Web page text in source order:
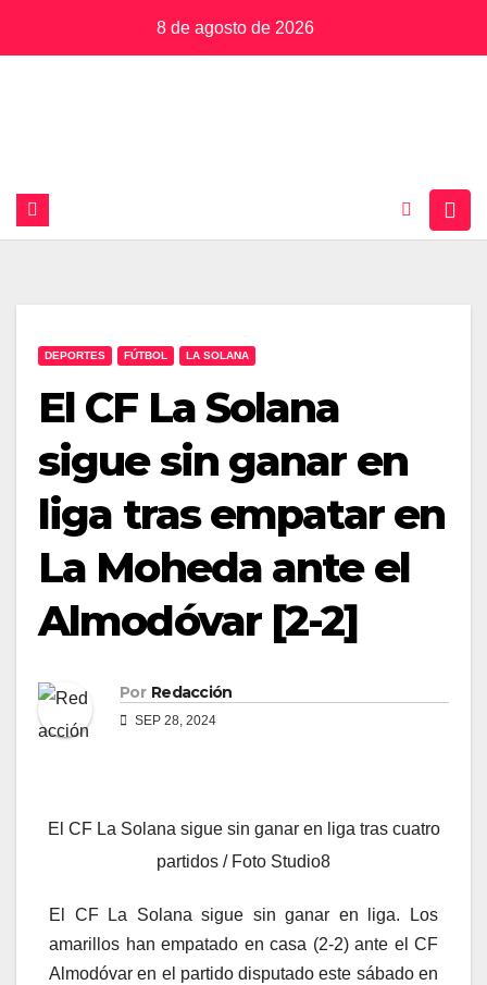
8 de agosto de 2026
DEPORTES FÚTBOL LA SOLANA
El CF La Solana
sigue sin ganar en
liga tras empatar en
La Moheda ante el
Almodóvar [2-2]
Por Redacción
SEP 28, 2024
El CF La Solana sigue sin ganar en liga tras cuatro
partidos / Foto Studio8
El CF La Solana sigue sin ganar en liga. Los
amarillos han empatado en casa (2-2) ante el CF
Almodóvar en el partido disputado este sábado en